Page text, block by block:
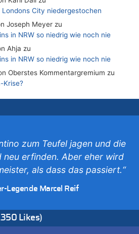
City niedergestochen
Joseph Meyer zu
in NRW so niedrig wie noch nie
Ahja zu
in NRW so niedrig wie noch nie
Oberstes Kommentargremium zu
Krise?
Mekka des Pferdesports –
auf starke Springreiter
Londons City niedergestochen
Islam Experte zu
City niedergestochen
in NRW so niedrig wie noch nie
in NRW so niedrig wie noch nie
Analise zu
zum Teufel jagen und die
neu erfinden. Aber eher wird
als dass das passiert.“
Legende Marcel Reif
Likes)